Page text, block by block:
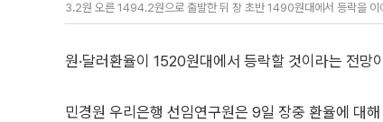
3.2원 오른 1494.2원으로 출발한 뒤 장 초반 1490원대에서 등락을
원·달러환율이 1520원대에서 등락할 것이라는 전망
민경원 우리은행 선임연구원은 9일 장중 환율에 대